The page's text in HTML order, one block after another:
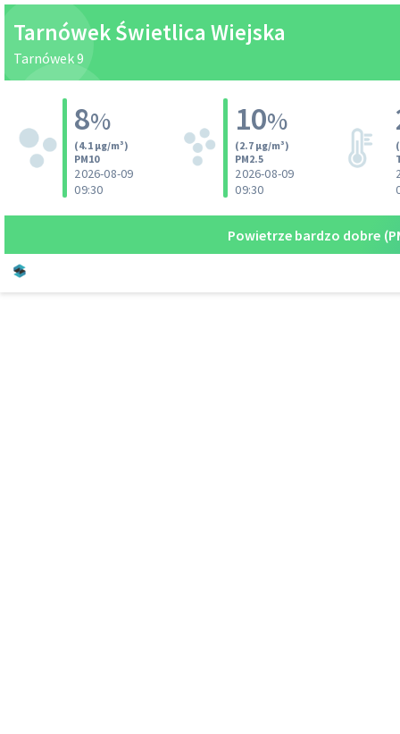
Tarnówek Świetlica Wiejska
Tarnówek 9
8%
(4.1 µg/m³)
PM10
2026-08-09
09:30
10%
(2.7 µg/m³)
PM2.5
2026-08-09
09:30
Powietrze bardzo dobre